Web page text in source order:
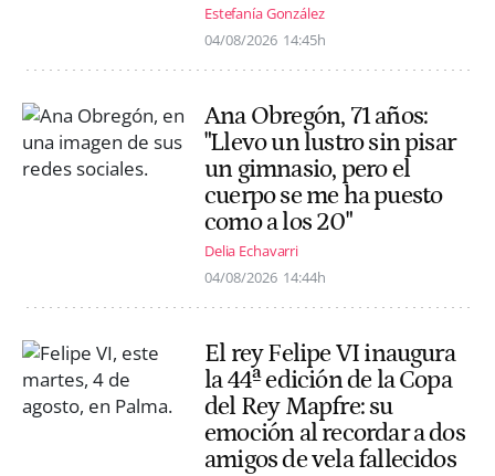
Estefanía González
04/08/2026 14:45h
Ana Obregón, 71 años:
"Llevo un lustro sin pisar
un gimnasio, pero el
cuerpo se me ha puesto
como a los 20"
Delia Echavarri
04/08/2026 14:44h
El rey Felipe VI inaugura
la 44ª edición de la Copa
del Rey Mapfre: su
emoción al recordar a dos
amigos de vela fallecidos